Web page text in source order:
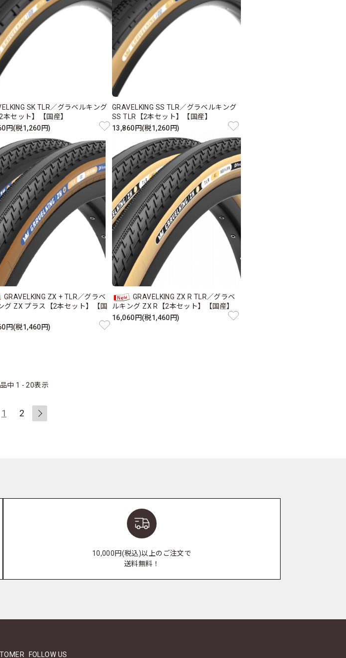
SK TLR／グラベルキング
本セット】【国産】
円(税1,260円)
GRAVELKING SS TLR／グラベルキング
SS TLR【2本セット】【国産】
13,860円(税1,260円)
GRAVELKING ZX + TLR／グラベ
グ ZX プラス【2本セット】【国
円(税1,460円)
GRAVELKING ZX R TLR／グラベ
ルキング ZX R【2本セット】【国産】
16,060円(税1,460円)
中 1 - 20表示
1 2
10,000円(税込)以上のご注文で
送料無料！
FOLLOW US